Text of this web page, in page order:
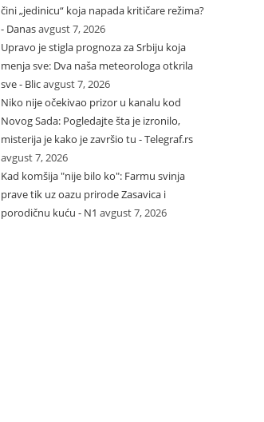
čini „jedinicu“ koja napada kritičare režima?
- Danasavgust 7, 2026
Upravo je stigla prognoza za Srbiju koja
menja sve: Dva naša meteorologa otkrila
sve - Blicavgust 7, 2026
Niko nije očekivao prizor u kanalu kod
Novog Sada: Pogledajte šta je izronilo,
misterija je kako je završio tu - Telegraf.rs
avgust 7, 2026
Kad komšija "nije bilo ko": Farmu svinja
prave tik uz oazu prirode Zasavica i
porodičnu kuću - N1 avgust 7, 2026